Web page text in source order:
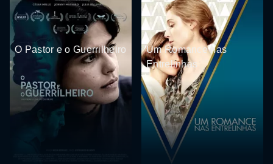
O Pastor e o Guerrilheiro
Um Romance nas
Entrelinhas